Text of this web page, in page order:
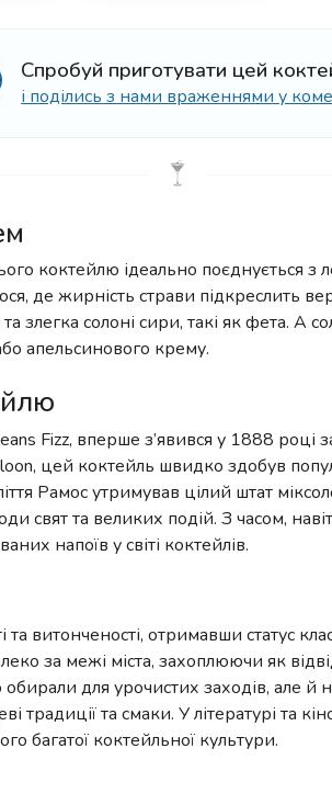
Спробуй приготувати цей
і поділись з нами враженнями у
коктейлю ідеально поєднується з
де жирність страви підкреслить
злегка солоні сири, такі як фета. А
апельсинового крему.
Fizz, вперше з’явився у 1888
цей коктейль швидко здобув
Рамос утримував цілий штат
свят та великих подій. З часом,
напоїв у світі коктейлів.
та витонченості, отримавши статус
за межі міста, захоплюючи як
для урочистих заходів, але
традиції та смаки. У літературі та
багатої коктейльної культури.